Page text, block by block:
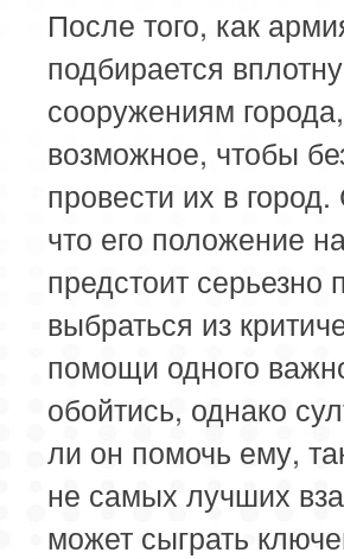
После того, как
подбирается
сооружениям
возможное, чтобы
провести их в
что его положение
предстоит серьезно
выбраться из
помощи одного
обойтись, однако
ли он помочь ему,
не самых лучших
может сыграть